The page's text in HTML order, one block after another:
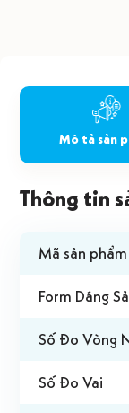
Mô tả sản
Thông tin
Mã sản phẩm
Form Dáng
Số Đo Vòng
Số Đo Vai